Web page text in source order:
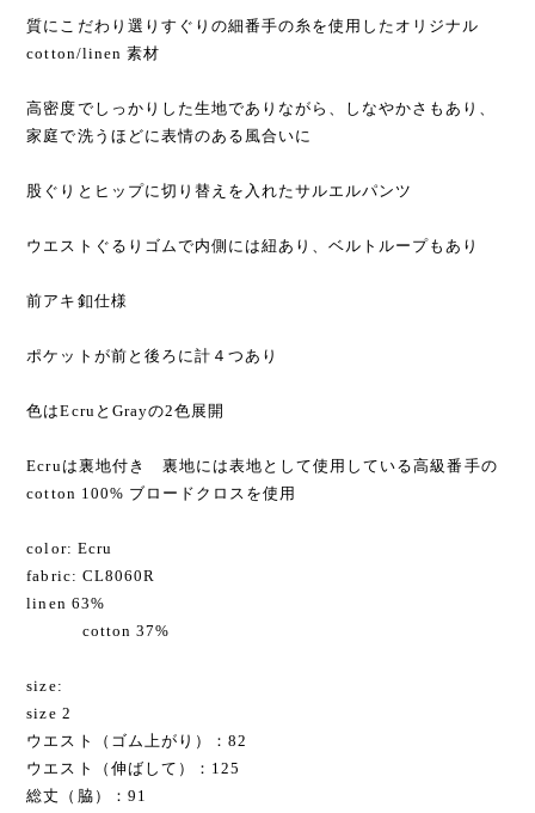
質にこだわり選りすぐりの細番手の糸を使用したオリジナル
cotton/linen 素材
高密度でしっかりした生地でありながら、しなやかさもあり、
家庭で洗うほどに表情のある風合いに
股ぐりとヒップに切り替えを入れたサルエルパンツ
ウエストぐるりゴムで内側には紐あり、ベルトループもあり
前アキ釦仕様
ポケットが前と後ろに計４つあり
色はEcruとGrayの2色展開
Ecruは裏地付き 裏地には表地として使用している高級番手の
cotton 100% ブロードクロスを使用
color: Ecru
fabric: CL8060R
linen 63%
cotton 37%
size:
size 2
ウエスト（ゴム上がり）：82
ウエスト（伸ばして）：125
総丈（脇）：91